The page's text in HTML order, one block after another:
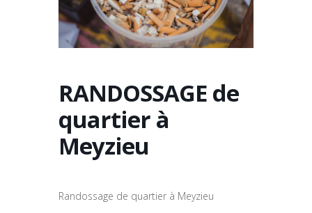
RANDOSSAGE de
quartier à
Meyzieu
Randossage de quartier à Meyzieu